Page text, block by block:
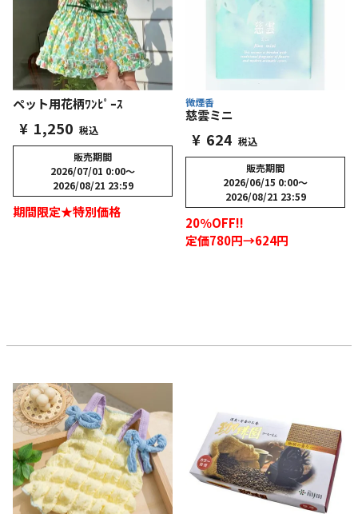
ペット用花柄ﾜﾝﾋﾟｰｽ
¥ 1,250 税込
販売期間
2026/07/01 0:00〜
2026/08/21 23:59
期間限定★特別価格
微煙香
慈雲ミニ
¥ 624 税込
販売期間
2026/06/15 0:00〜
2026/08/21 23:59
20％OFF!!
定価780円→624円